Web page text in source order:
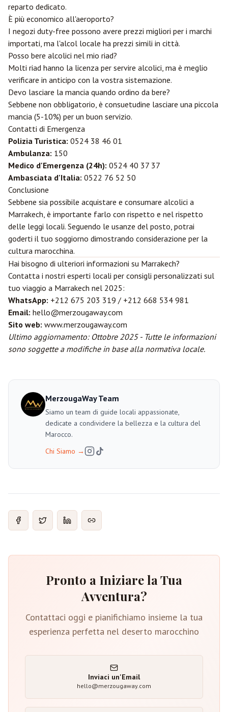
reparto dedicato.
È più economico all'aeroporto?
I negozi duty-free possono avere prezzi migliori per i marchi
importati, ma l'alcol locale ha prezzi simili in città.
Posso bere alcolici nel mio riad?
Molti riad hanno la licenza per servire alcolici, ma è meglio
verificare in anticipo con la vostra sistemazione.
Devo lasciare la mancia quando ordino da bere?
Sebbene non obbligatorio, è consuetudine lasciare una piccola
mancia (5-10%) per un buon servizio.
Contatti di Emergenza
Polizia Turistica: 0524 38 46 01
Ambulanza: 150
Medico d'Emergenza (24h): 0524 40 37 37
Ambasciata d'Italia: 0522 76 52 50
Conclusione
Sebbene sia possibile acquistare e consumare alcolici a
Marrakech, è importante farlo con rispetto e nel rispetto
delle leggi locali. Seguendo le usanze del posto, potrai
goderti il tuo soggiorno dimostrando considerazione per la
cultura marocchina.
Hai bisogno di ulteriori informazioni su Marrakech?
Contatta i nostri esperti locali per consigli personalizzati sul
tuo viaggio a Marrakech nel 2025:
WhatsApp: +212 675 203 319 / +212 668 534 981
Email: hello@merzougaway.com
Sito web: www.merzougaway.com
Ultimo aggiornamento: Ottobre 2025 - Tutte le informazioni
sono soggette a modifiche in base alla normativa locale.
MerzougaWay Team
Siamo un team di guide locali appassionate,
dedicate a condividere la bellezza e la cultura del
Marocco.
Chi Siamo →
Pronto a Iniziare la Tua
Avventura?
Contattaci oggi e pianifichiamo insieme la tua
esperienza perfetta nel deserto marocchino
Inviaci un'Email
hello@merzougaway.com